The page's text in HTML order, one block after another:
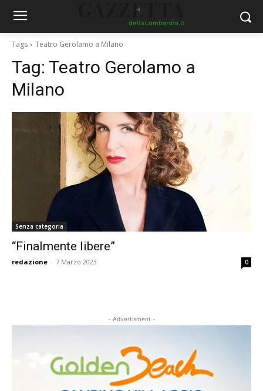
Tags Teatro Gerolamo a Milano
Tag: Teatro Gerolamo a
Milano
Senza categoria
“Finalmente libere”
redazione - 7 Marzo 2023 0
- Advertisment -